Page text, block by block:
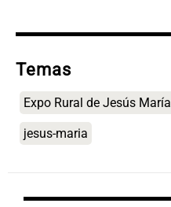
Temas
Expo Rural de Jesús María
jesus-maria